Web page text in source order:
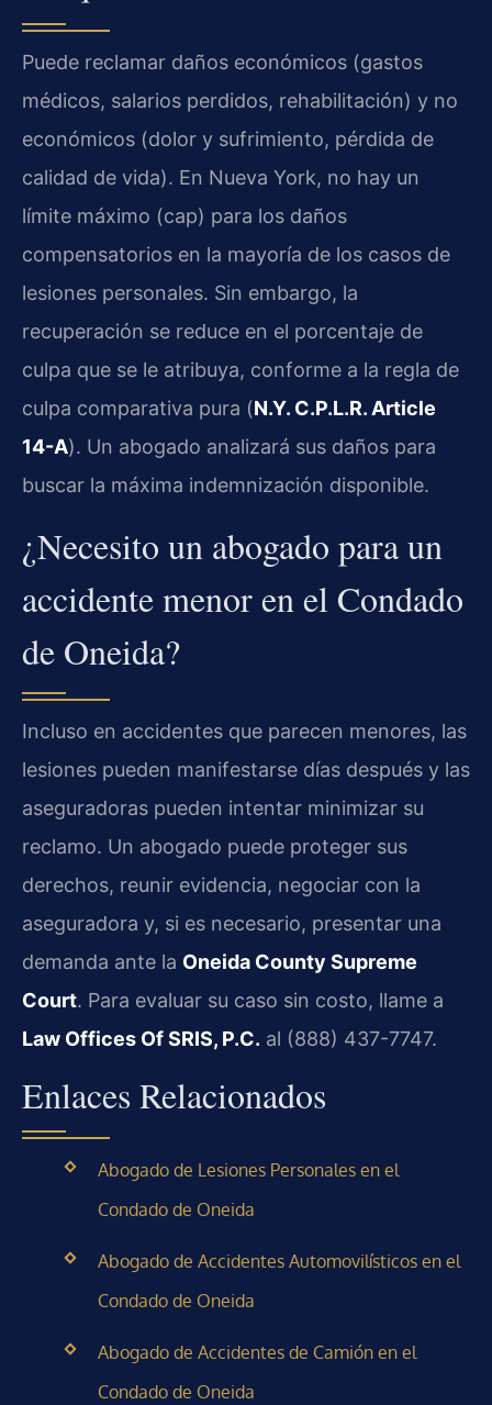
Puede reclamar daños económicos (gastos
médicos, salarios perdidos, rehabilitación) y no
económicos (dolor y sufrimiento, pérdida de
calidad de vida). En Nueva York, no hay un
límite máximo (cap) para los daños
compensatorios en la mayoría de los casos de
lesiones personales. Sin embargo, la
recuperación se reduce en el porcentaje de
culpa que se le atribuya, conforme a la regla de
culpa comparativa pura (N.Y. C.P.L.R. Article
14-A). Un abogado analizará sus daños para
buscar la máxima indemnización disponible.
¿Necesito un abogado para un
accidente menor en el Condado
de Oneida?
Incluso en accidentes que parecen menores, las
lesiones pueden manifestarse días después y las
aseguradoras pueden intentar minimizar su
reclamo. Un abogado puede proteger sus
derechos, reunir evidencia, negociar con la
aseguradora y, si es necesario, presentar una
demanda ante la Oneida County Supreme
Court. Para evaluar su caso sin costo, llame a
Law Offices Of SRIS, P.C. al (888) 437-7747.
Enlaces Relacionados
Abogado de Lesiones Personales en el
Condado de Oneida
Abogado de Accidentes Automovilísticos en el
Condado de Oneida
Abogado de Accidentes de Camión en el
Condado de Oneida